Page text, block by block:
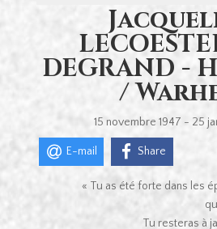
DEGRAND -
/
15 novembre 1947 - 25
E-mail Share
« Tu as été forte dans les
Tu resteras à